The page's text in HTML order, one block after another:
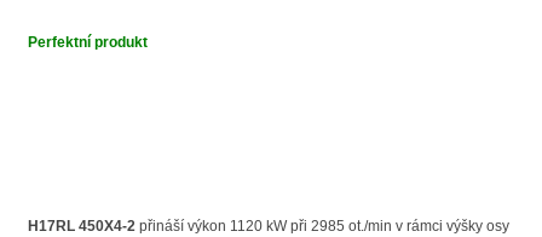
Perfektní produkt
H17RL 450X4-2 přináší výkon 1120 kW při 2985 ot./min v rámci výšky osy